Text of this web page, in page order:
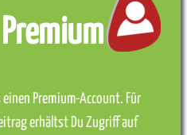
Premium-Account. Für
erhältst Du Zugriff auf